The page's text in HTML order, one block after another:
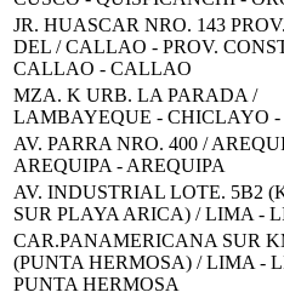
JR. HUASCAR NRO. 143
DEL / CALLAO - PROV.
CALLAO - CALLAO
MZA. K URB. LA PARADA /
LAMBAYEQUE - CHICLAYO
AV. PARRA NRO. 400 /
AREQUIPA - AREQUIPA
AV. INDUSTRIAL LOTE. 5B2
SUR PLAYA ARICA) / LIMA -
CAR.PANAMERICANA SUR
(PUNTA HERMOSA) / LIMA -
PUNTA HERMOSA